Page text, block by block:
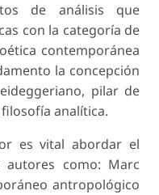
de análisis que
con la categoría de
contemporánea
la concepción
pilar de
analítica.
es vital abordar el
autores como: Marc
antropológico